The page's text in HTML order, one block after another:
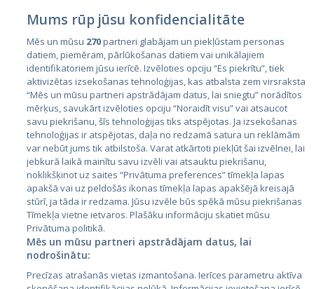
Valstis
Igaunija
Latvija
Lietuva
City24.lv
City24.ee
Kainos.lt
Mums rūp jūsu konfidencialitāte
Mēs un mūsu 270partneri glabājam un piekļūstam personas
datiem, piemēram, pārlūkošanas datiem vai unikālajiem
identifikatoriem jūsu ierīcē. Izvēloties opciju “Es piekrītu”, tiek
aktivizētas izsekošanas tehnoloģijas, kas atbalsta zem virsraksta
“Mēs un mūsu partneri apstrādājam datus, lai sniegtu” norādītos
mērķus, savukārt izvēloties opciju “Noraidīt visu” vai atsaucot
savu piekrišanu, šīs tehnoloģijas tiks atspējotas. Ja izsekošanas
tehnoloģijas ir atspējotas, daļa no redzamā satura un reklāmām
var nebūt jums tik atbilstoša. Varat atkārtoti piekļūt šai izvēlnei, lai
jebkurā laikā mainītu savu izvēli vai atsauktu piekrišanu,
noklikšķinot uz saites “Privātuma preferences” tīmekļa lapas
apakšā vai uz peldošās ikonas tīmekļa lapas apakšējā kreisajā
stūrī, ja tāda ir redzama. Jūsu izvēle būs spēkā mūsu piekrišanas
Tīmekļa vietne ietvaros. Plašāku informāciju skatiet mūsu
Privātuma politikā.
Mēs un mūsu partneri apstrādājam datus, lai
nodrošinātu:
Precīzas atrašanās vietas izmantošana. Ierīces parametru aktīva